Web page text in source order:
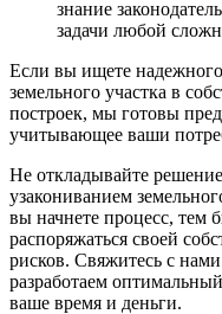
знание
задачи любой
Если вы ищете
земельного участка в
построек, мы готовы
учитывающее ваши
Не откладывайте
узакониванием
вы начнете процесс, тем
распоряжаться своей
рисков. Свяжитесь с
разработаем
ваше время и деньги.